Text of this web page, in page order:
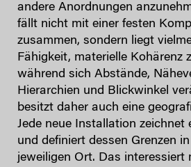
andere Anordnungen
fällt nicht mit einer festen
zusammen, sondern liegt
Fähigkeit, materielle Kohärenz
während sich Abstände,
Hierarchien und Blickwinkel
besitzt daher auch eine
Jede neue Installation zeichnet
und definiert dessen Grenzen
jeweiligen Ort. Das interessiert